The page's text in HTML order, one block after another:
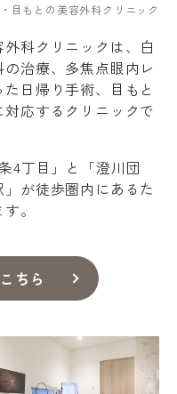
目もとの美容外科クリニック
科クリニックは、白
治療、多焦点眼内レ
日帰り手術、目もと
応するクリニックで
4丁目」と「澄川団
が徒歩圏内にあるた
。
ちら